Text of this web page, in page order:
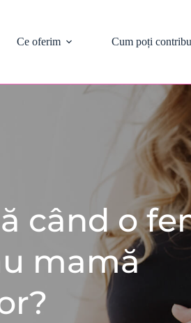
Ce oferim Cum poți
când o
mamă